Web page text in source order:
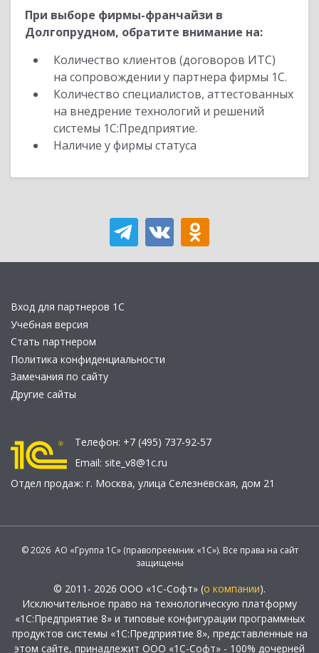
При выборе фирмы-франчайзи в
Долгопрудном, обратите внимание на:
Количество клиентов (договоров ИТС)
на сопровождении у партнера фирмы 1С.
Количество специалистов, аттестованных
на внедрение технологий и решений
системы 1С:Предприятие.
Наличие у фирмы статуса
Вход для партнеров 1С
Учебная версия
Стать партнером
Политика конфиденциальности
Замечания по сайту
Другие сайты
Телефон: +7 (495) 737-92-57
Email: site_v8@1c.ru
Отдел продаж: г. Москва, улица Селезнёвская, дом 21
© 2026 АО «Группа 1С» (правопреемник «1С»). Все права на сайт
защищены
© 2011- 2026 ООО «1С-Софт» (о компании).
Исключительное право на технологическую платформу
«1С:Предприятие 8» и типовые конфигурации программных
продуктов системы «1С:Предприятие 8», представленные на
этом сайте, принадлежит ООО «1С-Софт» - 100% дочерней